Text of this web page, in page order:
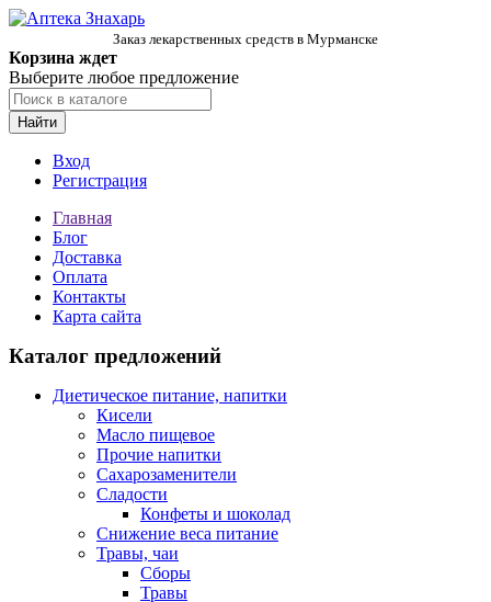
Заказ лекарственных средств в Мурманске
Корзина ждет
Выберите любое предложение
Найти
Вход
Регистрация
Главная
Блог
Доставка
Оплата
Контакты
Карта сайта
Каталог предложений
Диетическое питание, напитки
Кисели
Масло пищевое
Прочие напитки
Сахарозаменители
Сладости
Конфеты и шоколад
Снижение веса питание
Травы, чаи
Сборы
Травы